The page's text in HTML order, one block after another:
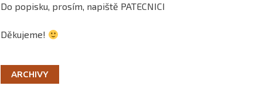
Do popisku, prosím, napiště PATECNICI
Děkujeme!
ARCHIVY